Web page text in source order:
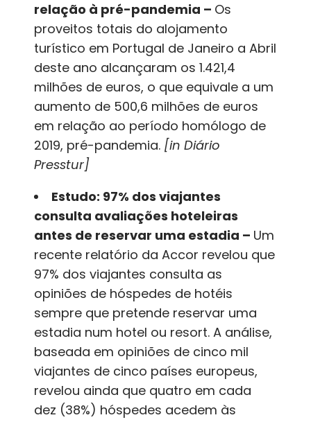
relação à pré-pandemia – Os
proveitos totais do alojamento
turístico em Portugal de Janeiro a Abril
deste ano alcançaram os 1.421,4
milhões de euros, o que equivale a um
aumento de 500,6 milhões de euros
em relação ao período homólogo de
2019, pré-pandemia. [in Diário
Presstur]
Estudo: 97% dos viajantes
consulta avaliações hoteleiras
antes de reservar uma estadia – Um
recente relatório da Accor revelou que
97% dos viajantes consulta as
opiniões de hóspedes de hotéis
sempre que pretende reservar uma
estadia num hotel ou resort. A análise,
baseada em opiniões de cinco mil
viajantes de cinco países europeus,
revelou ainda que quatro em cada
dez (38%) hóspedes acedem às